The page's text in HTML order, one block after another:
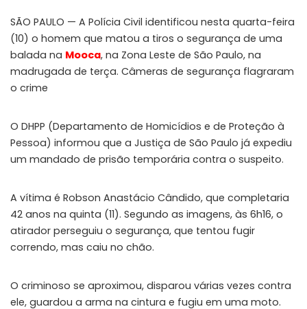
SÃO PAULO — A Polícia Civil identificou nesta quarta-feira
(10) o homem que matou a tiros o segurança de uma
balada na Mooca, na Zona Leste de São Paulo, na
madrugada de terça. Câmeras de segurança flagraram
o crime
O DHPP (Departamento de Homicídios e de Proteção à
Pessoa) informou que a Justiça de São Paulo já expediu
um mandado de prisão temporária contra o suspeito.
A vítima é Robson Anastácio Cândido, que completaria
42 anos na quinta (11). Segundo as imagens, às 6h16, o
atirador perseguiu o segurança, que tentou fugir
correndo, mas caiu no chão.
O criminoso se aproximou, disparou várias vezes contra
ele, guardou a arma na cintura e fugiu em uma moto.